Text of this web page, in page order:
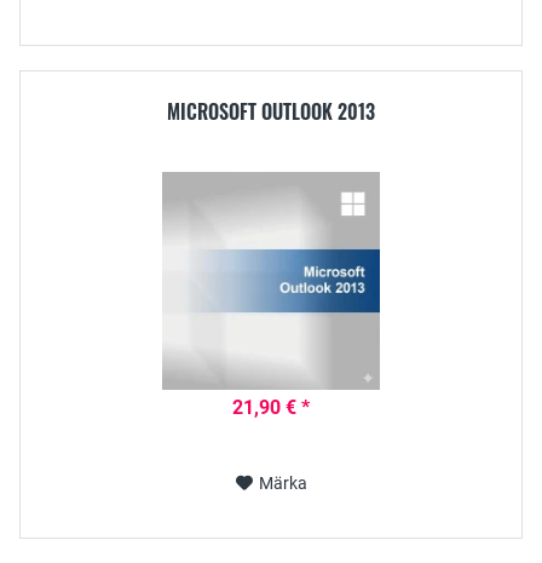
MICROSOFT OUTLOOK 2013
21,90 € *
Märka